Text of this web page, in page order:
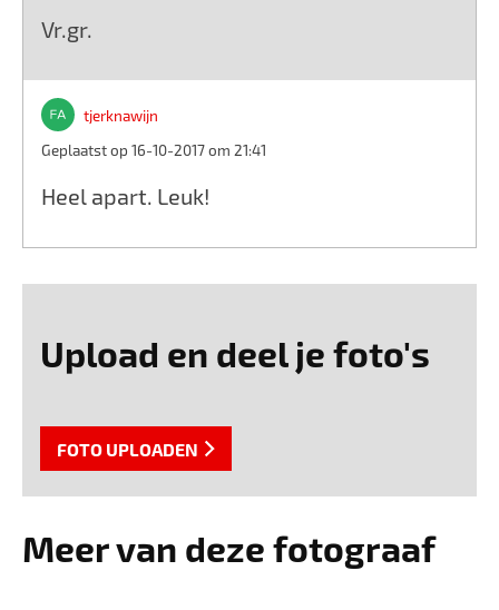
Vr.gr.
tjerknawijn
Geplaatst op 16-10-2017 om 21:41
Heel apart. Leuk!
Upload en deel je foto's
FOTO UPLOADEN
Meer van deze fotograaf